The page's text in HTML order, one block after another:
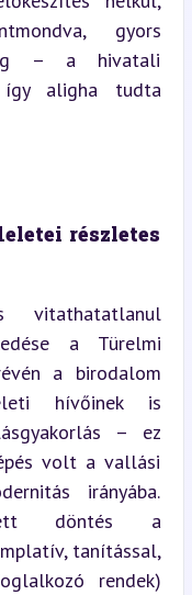
gyors
– a hivatali
így aligha tudta
részletes
a Türelmi
a birodalom
hívőinek is
– ez
volt a vallási
irányába.
döntés a
tanítással,
rendek)